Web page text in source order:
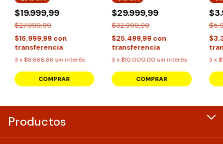
$19.999,99
$27.999,99
$16.999,99 con
transferencia
3x$6.666,66 sin interés
$29.999,99
$32.999,99
$25.499,99 con
transferencia
3 x$10.000,00 sin interés
COMPRAR
3 x
Productos